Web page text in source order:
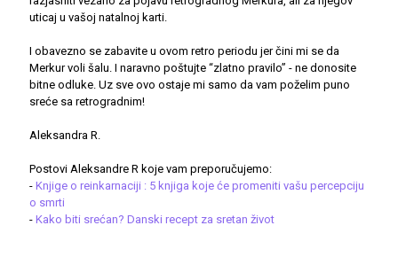
uticaj u vašoj natalnoj karti.
I obavezno se zabavite u ovom retro periodu jer čini mi se da
Merkur voli šalu. I naravno poštujte “zlatno pravilo” - ne donosite
bitne odluke. Uz sve ovo ostaje mi samo da vam poželim puno
sreće sa retrogradnim!
Aleksandra R.
Postovi Aleksandre R koje vam preporučujemo:
- Knjige o reinkarnaciji : 5 knjiga koje će promeniti vašu percepciju
o smrti
- Kako biti srećan? Danski recept za sretan život